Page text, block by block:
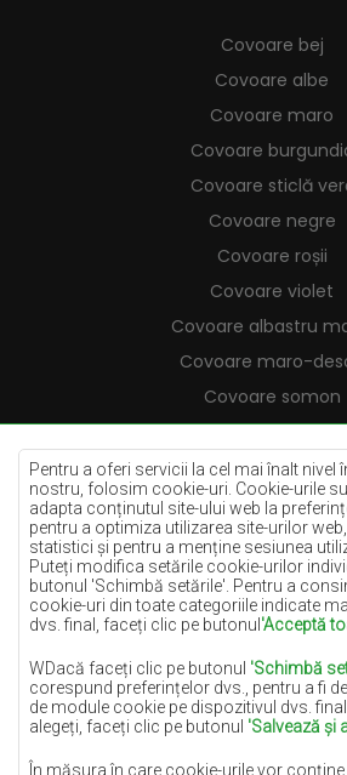
Pentru a oferi servicii la cel mai înalt nivel
nostru, folosim cookie-uri. Cookie-urile
adapta conținutul site-ului web la
pentru a optimiza utilizarea site-urilor
statistici și pentru a menține sesiunea
Puteți modifica setările cookie-urilor
butonul 'Schimbă setările'. Pentru a
cookie-uri din toate categoriile indicate
dvs. final, faceți clic pe butonul 'Acceptă
WDacă faceți clic pe butonul 'Schimbă
corespund preferințelor dvs., pentru a fi
de module cookie pe dispozitivul dvs.
alegeți, faceți clic pe butonul 'Salvează și
În măsura în care cookie-urile vor conține
Covoare bej
Covoare albe
Covoare maro
Covoare
Covoare sticlă
Covoare negre
Covoare roșii
Covoare violet
Covoare albastru
Covoare maro-
Covoare somon
Covoare crem
Covoare lila
Covoare galbene
Covoare mentă
Covoare albastre
Covoare portocalii
Covoare gri
Covoare